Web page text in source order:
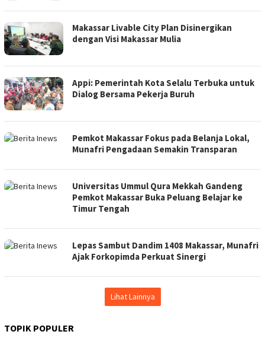
Makassar Livable City Plan Disinergikan
dengan Visi Makassar Mulia
Appi: Pemerintah Kota Selalu Terbuka untuk
Dialog Bersama Pekerja Buruh
Pemkot Makassar Fokus pada Belanja Lokal,
Munafri Pengadaan Semakin Transparan
Universitas Ummul Qura Mekkah Gandeng
Pemkot Makassar Buka Peluang Belajar ke
Timur Tengah
Lepas Sambut Dandim 1408 Makassar, Munafri
Ajak Forkopimda Perkuat Sinergi
Lihat Lainnya
TOPIK POPULER